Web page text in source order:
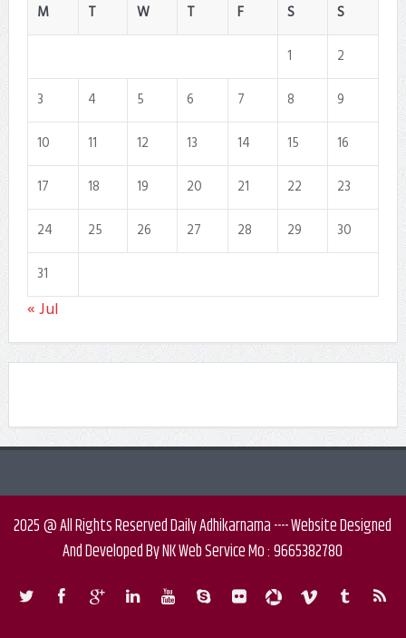
M
T W T F S
S
1
2
3
4 5 6 7 8
9
10
11 12 13 14 15
16
17
18 19 20 21 22
23
24
25 26 27 28 29
30
31
« Jul
2025 @ All Rights Reserved Daily Adhikarnama ---- Website Designed
And Developed By NK Web Service Mo : 9665382780